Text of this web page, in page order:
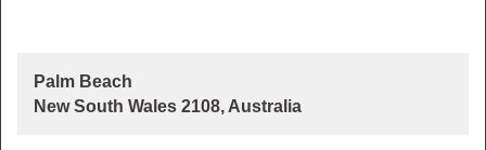
Palm Beach
New South Wales 2108, Australia